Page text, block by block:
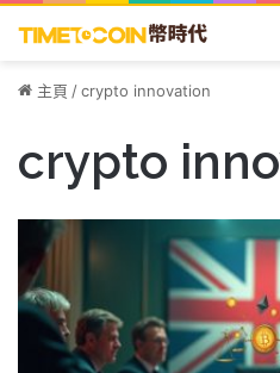
主頁 /crypto innovation
crypto